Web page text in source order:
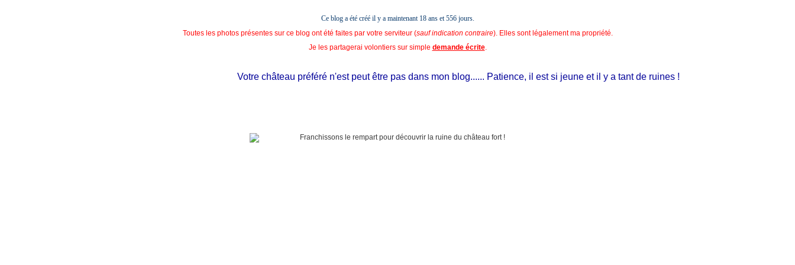
Ce blog a été créé il y a maintenant 18 ans et556 jours.
Toutes les photos présentes sur ce blog ont été faites par votre serviteur (sauf indication contraire). Elles sont légalement ma propriété.
Je les partagerai volontiers sur simple demande écrite.
Votre château préféré n'est peut être pas dans mon blog...... Patience, il est si jeune et il y a tant de ruines !